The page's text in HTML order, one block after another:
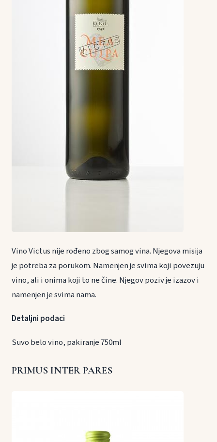
Vino Victus nije rođeno zbog samog vina. Njegova misija
je potreba za porukom. Namenjen je svima koji povezuju
vino, ali i onima koji to ne čine. Njegov poziv je izazov i
namenjen je svima nama.
Detaljni podaci
Suvo belo vino, pakiranje 750ml
PRIMUS INTER PARES